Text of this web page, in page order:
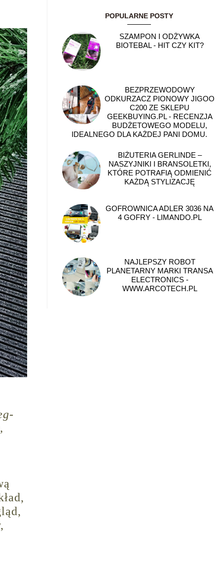
POPULARNE POSTY
SZAMPON I ODŻYWKA
BIOTEBAL - HIT CZY KIT?
BEZPRZEWODOWY
ODKURZACZ PIONOWY JIGOO
C200 ZE SKLEPU
GEEKBUYING.PL - RECENZJA
BUDŻETOWEGO MODELU,
IDEALNEGO DLA KAŻDEJ PANI DOMU.
BIŻUTERIA GERLINDE –
NASZYJNIKI I BRANSOLETKI,
KTÓRE POTRAFIĄ ODMIENIĆ
KAŻDĄ STYLIZACJĘ
GOFROWNICA ADLER 3036 NA
4 GOFRY - LIMANDO.PL
NAJLEPSZY ROBOT
PLANETARNY MARKI TRANSA
ELECTRONICS -
WWW.ARCOTECH.PL